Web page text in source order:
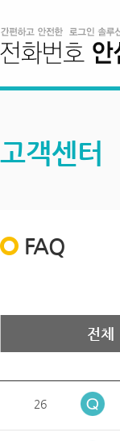
고객센터
FAQ
전체
26